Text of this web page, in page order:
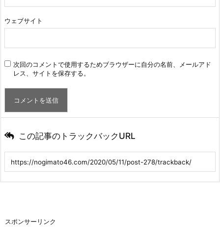
ウェブサイト
次回のコメントで使用するためブラウザーに自分の名前、メールアド
レス、サイトを保存する。
この記事のトラックバックURL
スポンサーリンク